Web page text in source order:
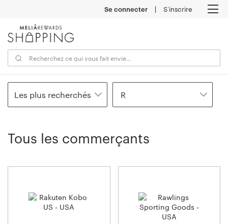
Se connecter S’inscrire
Les plus recherchés R
Tous les commerçants